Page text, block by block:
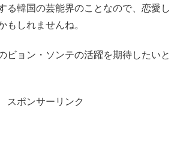
る韓国の芸能界のことなので、恋愛し
もしれませんね。
ビョン・ソンテの活躍を期待したいと
スポンサーリンク